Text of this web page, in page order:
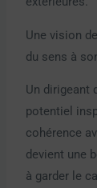
Une vision
du sens à
Un dirigeant
potentiel
cohérence
devient une
à garder le